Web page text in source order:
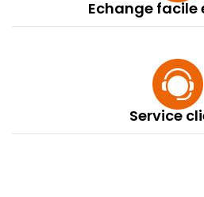
Echange facile
Service